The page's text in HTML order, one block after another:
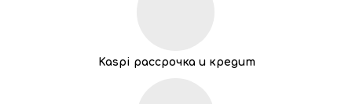
Kaspi рассрочка и кредит